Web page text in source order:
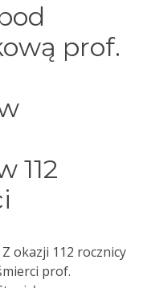
prof.
112
Z okazji 112 rocznicy
prof.